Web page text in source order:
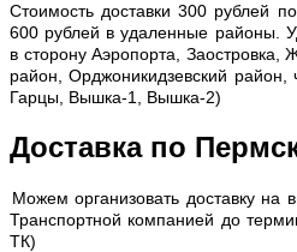
Стоимость доставки 300 рублей
600 рублей в удаленные районы.
в сторону Аэропорта, Заостровка,
район, Орджоникидзевский
Гарцы, Вышка-1, Вышка-2)
Доставка по
Можем организовать доставку
Транспортной компанией до
ТК)